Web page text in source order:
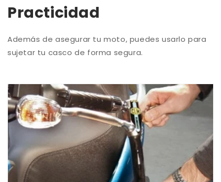
Practicidad
Además de asegurar tu moto, puedes usarlo para
sujetar tu casco de forma segura.